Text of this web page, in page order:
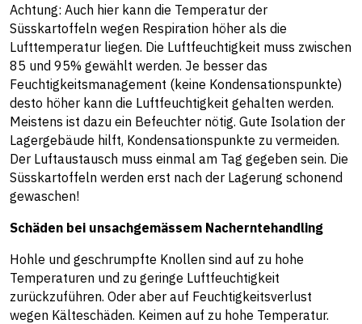
Achtung: Auch hier kann die Temperatur der
Süsskartoffeln wegen Respiration höher als die
Lufttemperatur liegen. Die Luftfeuchtigkeit muss zwischen
85 und 95% gewählt werden. Je besser das
Feuchtigkeitsmanagement (keine Kondensationspunkte)
desto höher kann die Luftfeuchtigkeit gehalten werden.
Meistens ist dazu ein Befeuchter nötig. Gute Isolation der
Lagergebäude hilft, Kondensationspunkte zu vermeiden.
Der Luftaustausch muss einmal am Tag gegeben sein. Die
Süsskartoffeln werden erst nach der Lagerung schonend
gewaschen!
Schäden bei unsachgemässem Nacherntehandling
Hohle und geschrumpfte Knollen sind auf zu hohe
Temperaturen und zu geringe Luftfeuchtigkeit
zurückzuführen. Oder aber auf Feuchtigkeitsverlust
wegen Kälteschäden. Keimen auf zu hohe Temperatur.